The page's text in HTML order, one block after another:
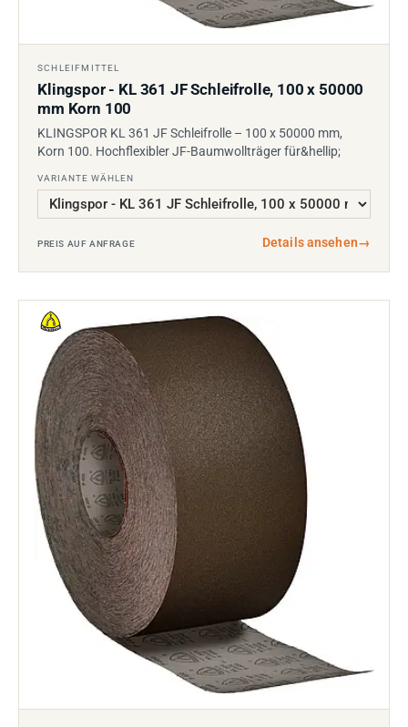
SCHLEIFMITTEL
Klingspor - KL 361 JF Schleifrolle, 100 x 50000
mm Korn 100
KLINGSPOR KL 361 JF Schleifrolle – 100 x 50000 mm,
Korn 100. Hochflexibler JF-Baumwollträger für&hellip;
VARIANTE WÄHLEN
PREIS AUF ANFRAGE Details ansehen→